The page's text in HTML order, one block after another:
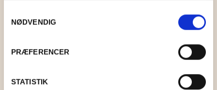
NØDVENDIG
PRÆFERENCER
STATISTIK